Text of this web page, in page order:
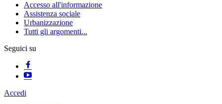
Accesso all'informazione
Assistenza sociale
Urbanizzazione
Tutti gli argomenti...
Seguici su
Accedi